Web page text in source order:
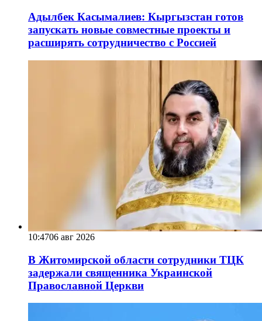
Адылбек Касымалиев: Кыргызстан готов
запускать новые совместные проекты и
расширять сотрудничество с Россией
10:4706 авг 2026
В Житомирской области сотрудники ТЦК
задержали священника Украинской
Православной Церкви